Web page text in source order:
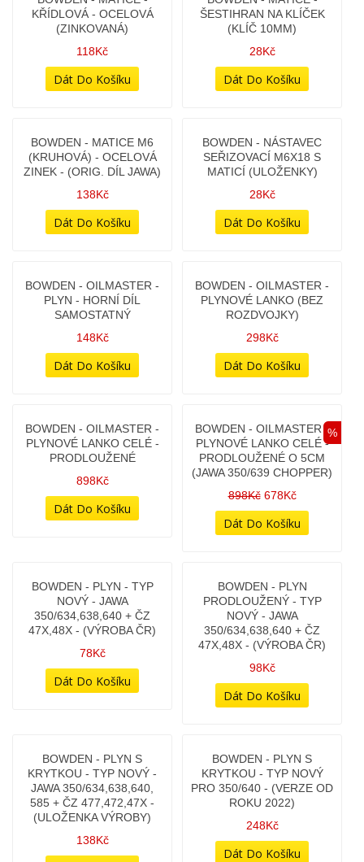
6,7MM)
18Kč
10Kč
BOWDEN - KONCOVKA
8Kč
BOWDEN - MATICE
(KRUHOVÁ) - DURAL
KŘÍDLOVÁ - OCELOVÁ
(CHROMOVANÁ)
BOWDEN - MATICE -
KŘÍDLOVÁ - OCELOVÁ
(ZINKOVANÁ)
BOWDEN - MATICE -
ŠESTIHRAN NA KLÍČEK
(KLÍČ 10MM)
28Kč